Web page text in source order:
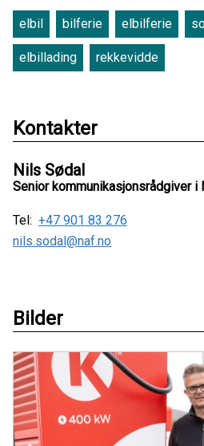
elbil bilferie elbilferie
elbillading rekkevidde
Kontakter
Nils Sødal
Senior kommunikasjonsrådgiver i
Tel: +47 901 83 276
nils.sodal@naf.no
Bilder